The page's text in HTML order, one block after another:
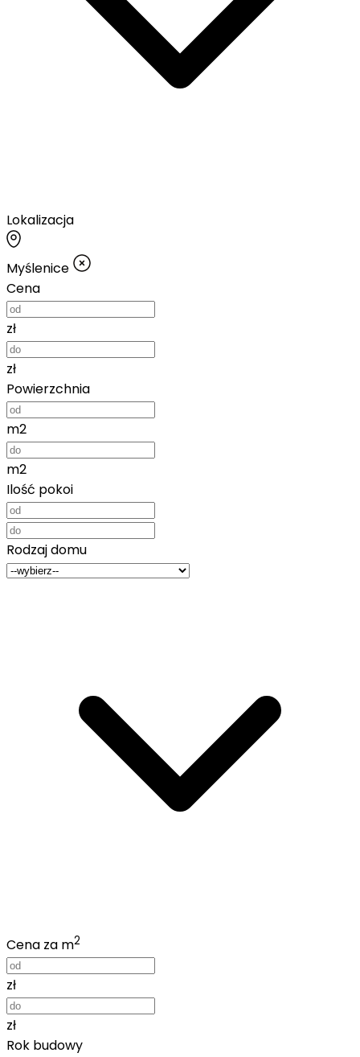
Lokalizacja
Myślenice
Cena
zł
zł
Powierzchnia
m2
m2
Ilość pokoi
Rodzaj domu
Cena za m2
zł
zł
Rok budowy